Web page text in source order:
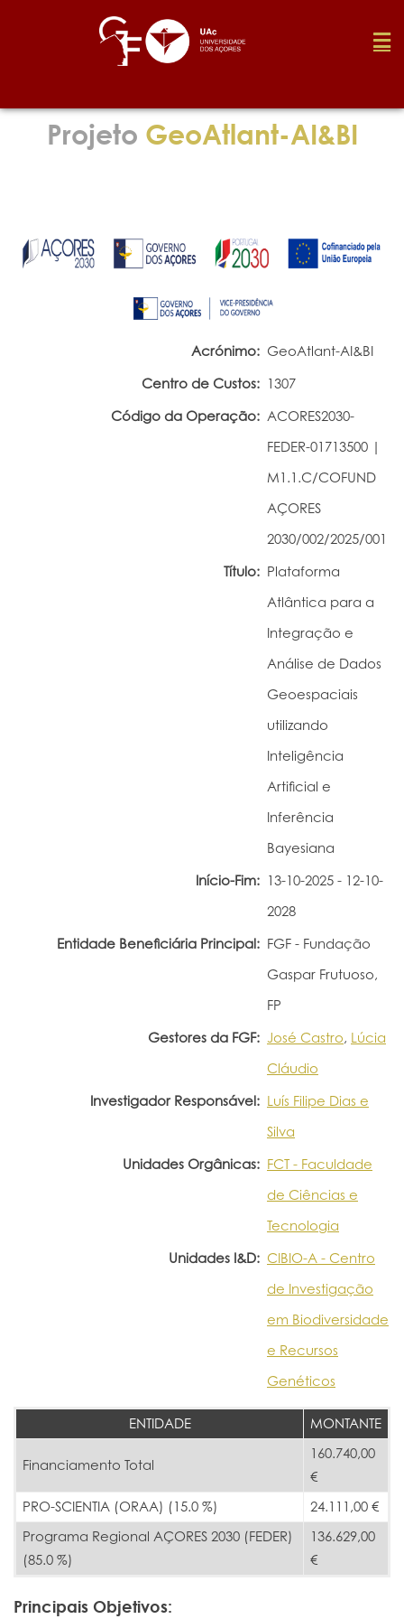
Fundação
Prémios
Projeto GeoAtlant-AI&BI
Acrónimo: GeoAtlant-AI&BI
Centro de Custos: 1307
Código da Operação: ACORES2030-
FEDER-01713500 |
M1.1.C/COFUND
AÇORES
2030/002/2025/001
Título: Plataforma
Atlântica para a
Integração e
Análise de Dados
Geoespaciais
utilizando
Inteligência
Artificial e
Inferência
Bayesiana
Início-Fim: 13-10-2025 - 12-10-
2028
Entidade Beneficiária Principal: FGF - Fundação
Gaspar Frutuoso,
FP
Gestores da FGF: José Castro, Lúcia
Cláudio
Investigador Responsável: Luís Filipe Dias e
Silva
Unidades Orgânicas: FCT - Faculdade
de Ciências e
Tecnologia
Unidades I&D: CIBIO-A - Centro
de Investigação
em Biodiversidade
e Recursos
Genéticos
ENTIDADE MONTANTE
Financiamento Total
160.740,00
€
PRO-SCIENTIA (ORAA) (15.0 %)
24.111,00 €
Programa Regional AÇORES 2030 (FEDER)
(85.0 %)
136.629,00
€
Principais Objetivos: